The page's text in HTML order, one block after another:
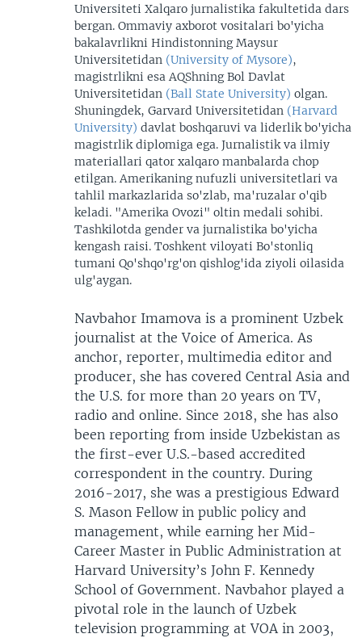
Universiteti Xalqaro jurnalistika fakultetida dars
bergan. Ommaviy axborot vositalari bo'yicha
bakalavrlikni Hindistonning Maysur
Universitetidan (University of Mysore),
magistrlikni esa AQShning Bol Davlat
Universitetidan (Ball State University) olgan.
Shuningdek, Garvard Universitetidan (Harvard
University) davlat boshqaruvi va liderlik bo'yicha
magistrlik diplomiga ega. Jurnalistik va ilmiy
materiallari qator xalqaro manbalarda chop
etilgan. Amerikaning nufuzli universitetlari va
tahlil markazlarida so'zlab, ma'ruzalar o'qib
keladi. "Amerika Ovozi" oltin medali sohibi.
Tashkilotda gender va jurnalistika bo'yicha
kengash raisi. Toshkent viloyati Bo'stonliq
tumani Qo'shqo'rg'on qishlog'ida ziyoli oilasida
ulg'aygan.
Navbahor Imamova is a prominent Uzbek
journalist at the Voice of America. As
anchor, reporter, multimedia editor and
producer, she has covered Central Asia and
the U.S. for more than 20 years on TV,
radio and online. Since 2018, she has also
been reporting from inside Uzbekistan as
the first-ever U.S.-based accredited
correspondent in the country. During
2016-2017, she was a prestigious Edward
S. Mason Fellow in public policy and
management, while earning her Mid-
Career Master in Public Administration at
Harvard University’s John F. Kennedy
School of Government. Navbahor played a
pivotal role in the launch of Uzbek
television programming at VOA in 2003,